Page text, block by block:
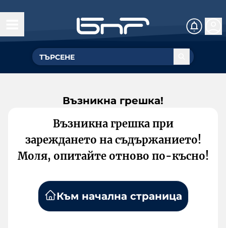
Възникна грешка!
Възникна грешка при
зареждането на съдържанието!
Моля, опитайте отново по-късно!
Към начална страница